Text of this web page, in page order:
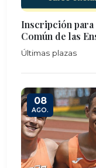
Inscripción
Común de las
Últimas plazas
08
AGO.